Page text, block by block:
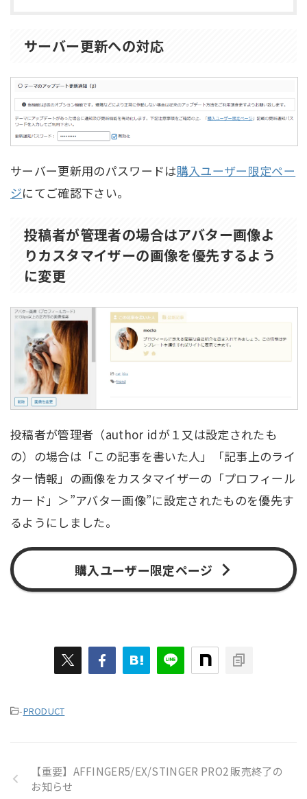
サーバー更新への対応
サーバー更新用のパスワードは購入ユーザー限定ペー
ジにてご確認下さい。
投稿者が管理者の場合はアバター画像よ
りカスタマイザーの画像を優先するよう
に変更
投稿者が管理者（author idが１又は設定されたも
の）の場合は「この記事を書いた人」「記事上のライ
ター情報」の画像をカスタマイザーの「プロフィール
カード」＞”アバター画像”に設定されたものを優先す
るようにしました。
購入ユーザー限定ページ
-PRODUCT
【重要】AFFINGER5/EX/STINGER PRO2 販売終了の
お知らせ